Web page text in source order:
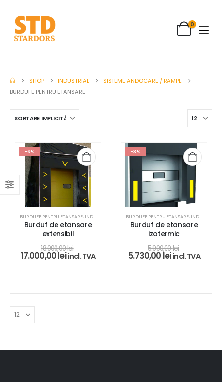
0
SHOP INDUSTRIAL
SISTEME ANDOCARE / RAMPE
BURDUFE PENTRU ETANSARE
-6%
BURDUFE PENTRU ETANSARE, INDUSTRIAL SISTEME ANDOCARE / RAMPE
Burduf de etansare
extensibil
18.000,00lei
17.000,00lei incl. TVA
-3%
BURDUFE PENTRU ETANSARE, INDUSTRIAL
Burduf de etansare
izotermic
5.900,00lei
5.730,00 leiincl. TVA